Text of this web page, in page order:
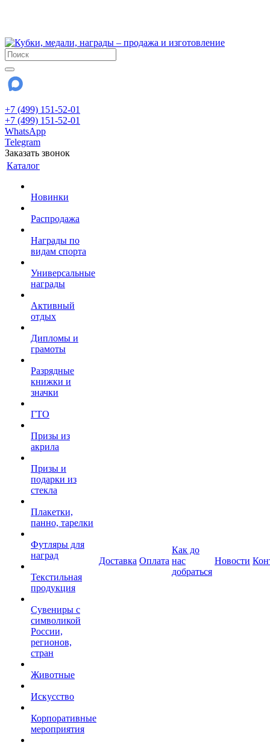
+7 (499) 151-52-01
+7 (499) 151-52-01
WhatsApp
Telegram
Заказать звонок
Каталог
Новинки
Распродажа
Награды по
видам спорта
Универсальные
награды
Активный
отдых
Дипломы и
грамоты
Разрядные
книжки и
значки
ГТО
Призы из
акрила
Призы и
подарки из
стекла
Плакетки,
панно, тарелки
Футляры для
наград
Текстильная
продукция
Сувениры с
символикой
России,
регионов,
стран
Животные
Искусство
Корпоративные
мероприятия
Доставка Оплата
Как до
нас
добраться
Новости